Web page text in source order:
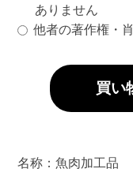
ありません
他者の著作権・
名称：魚肉加工品